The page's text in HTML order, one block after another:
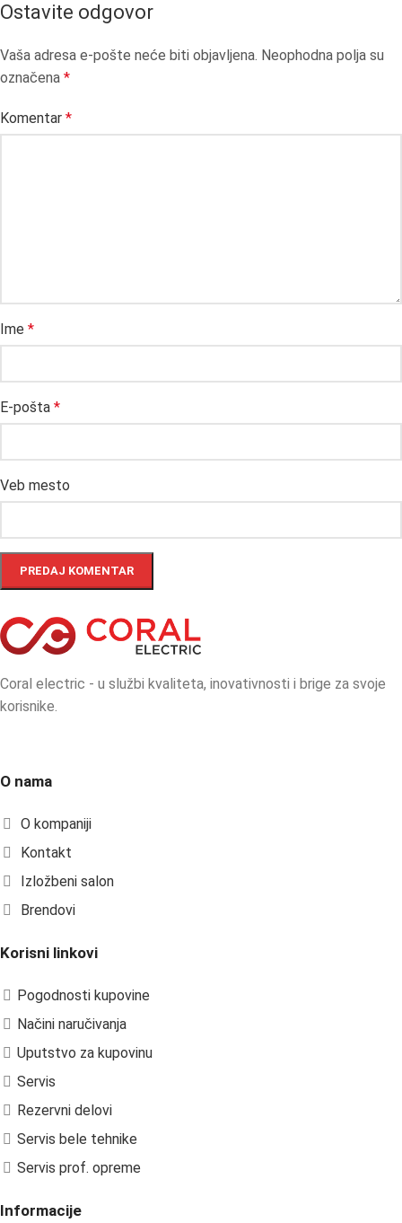
Ostavite odgovor
Vaša adresa e-pošte neće biti objavljena. Neophodna polja su
označena *
Komentar *
Ime *
E-pošta *
Veb mesto
Coral electric - u službi kvaliteta, inovativnosti i brige za svoje
korisnike.
O nama
O kompaniji
Kontakt
Izložbeni salon
Brendovi
Korisni linkovi
Pogodnosti kupovine
Načini naručivanja
Uputstvo za kupovinu
Servis
Rezervni delovi
Servis bele tehnike
Servis prof. opreme
Informacije